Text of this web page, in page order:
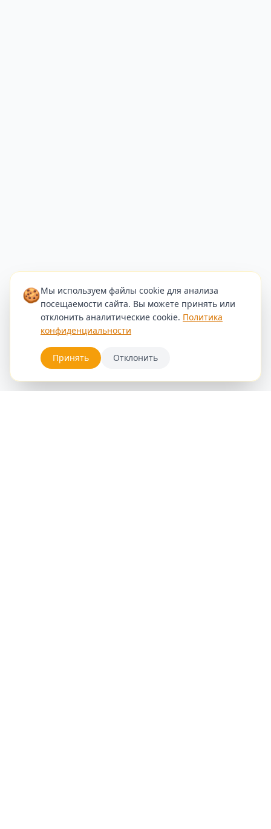
🍪Мы используем файлы cookie для анализа
посещаемости сайта. Вы можете принять или
отклонить аналитические cookie. Политика
конфиденциальности
Принять Отклонить